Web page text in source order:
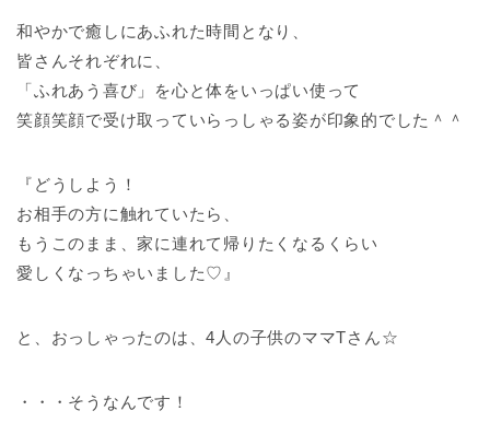
和やかで癒しにあふれた時間となり、
皆さんそれぞれに、
「ふれあう喜び」を心と体をいっぱい使って
笑顔笑顔で受け取っていらっしゃる姿が印象的でした＾＾
『どうしよう！
お相手の方に触れていたら、
もうこのまま、家に連れて帰りたくなるくらい
愛しくなっちゃいました♡』
と、おっしゃったのは、4人の子供のママTさん☆
・・・そうなんです！